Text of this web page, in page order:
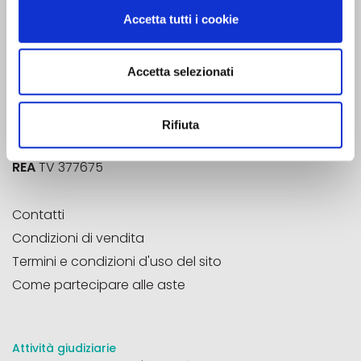
Accetta tutti i cookie
Accetta selezionati
Rifiuta
Strada Vecchia di San Pelajo, 20
31100 - Treviso (TV)
info@aste33.com
Pecaste33@pec.it
P.Iva04785020266
REATV 377675
Contatti
Condizioni di vendita
Termini e condizioni d'uso del sito
Come partecipare alle aste
Attività giudiziarie